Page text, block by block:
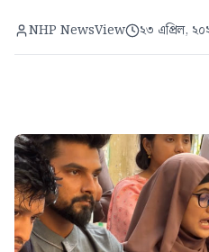
NHP NewsView ২৩ এপ্রিল,